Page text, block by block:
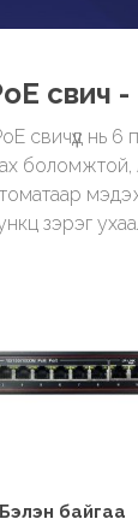
свич
свичүүд нь
боломжтой,
зэрэг
байгаа